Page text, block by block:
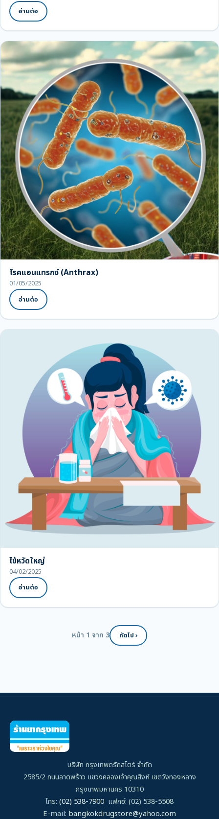
อ่านต่อ
โรคแอนแทรกซ์ (Anthrax)
01/05/2025
อ่านต่อ
ไข้หวัดใหญ่
04/02/2025
อ่านต่อ
หน้า 1 จาก 3 ถัดไป ›
บริษัท กรุงเทพดรักสโตร์ จำกัด
2585/2 ถนนลาดพร้าว แขวงคลองเจ้าคุณสิงห์ เขตวังทองหลาง
กรุงเทพมหานคร 10310
โทร: (02) 538-7900 แฟกซ์: (02) 538-5508
E-mail: bangkokdrugstore@yahoo.com